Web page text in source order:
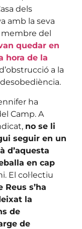
dels
amb la seva
del
quedar en
hora de la
a la
ha
Camp. A
no se li
seguir en un
d’aquesta
en cap
El col·lectiu
Reus s’ha
la
de
de